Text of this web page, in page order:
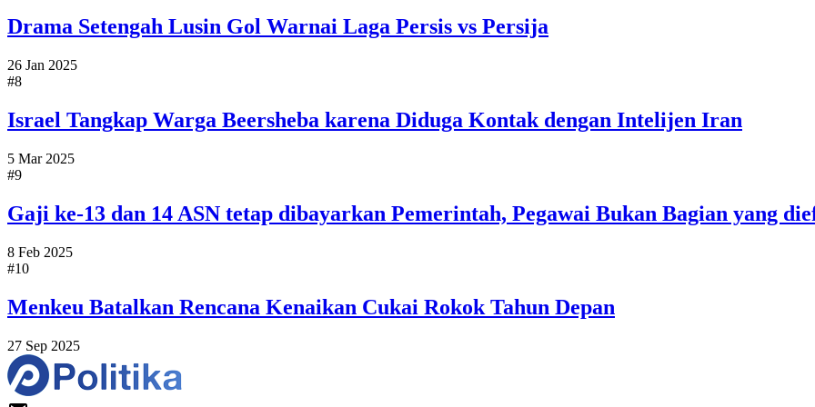
Drama Setengah Lusin Gol Warnai Laga Persis vs Persija
26 Jan 2025
#8
Israel Tangkap Warga Beersheba karena Diduga Kontak dengan Intelijen Iran
5 Mar 2025
#9
Gaji ke-13 dan 14 ASN tetap dibayarkan Pemerintah, Pegawai Bukan Bagian yang
8 Feb 2025
#10
Menkeu Batalkan Rencana Kenaikan Cukai Rokok Tahun Depan
27 Sep 2025